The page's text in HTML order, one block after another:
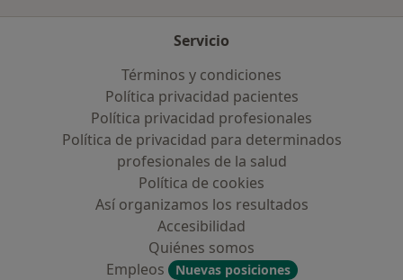
Servicio
Términos y condiciones
Política privacidad pacientes
Política privacidad profesionales
Política de privacidad para determinados
profesionales de la salud
Política de cookies
Así organizamos los resultados
Accesibilidad
Quiénes somos
Empleos
Nuevas posiciones